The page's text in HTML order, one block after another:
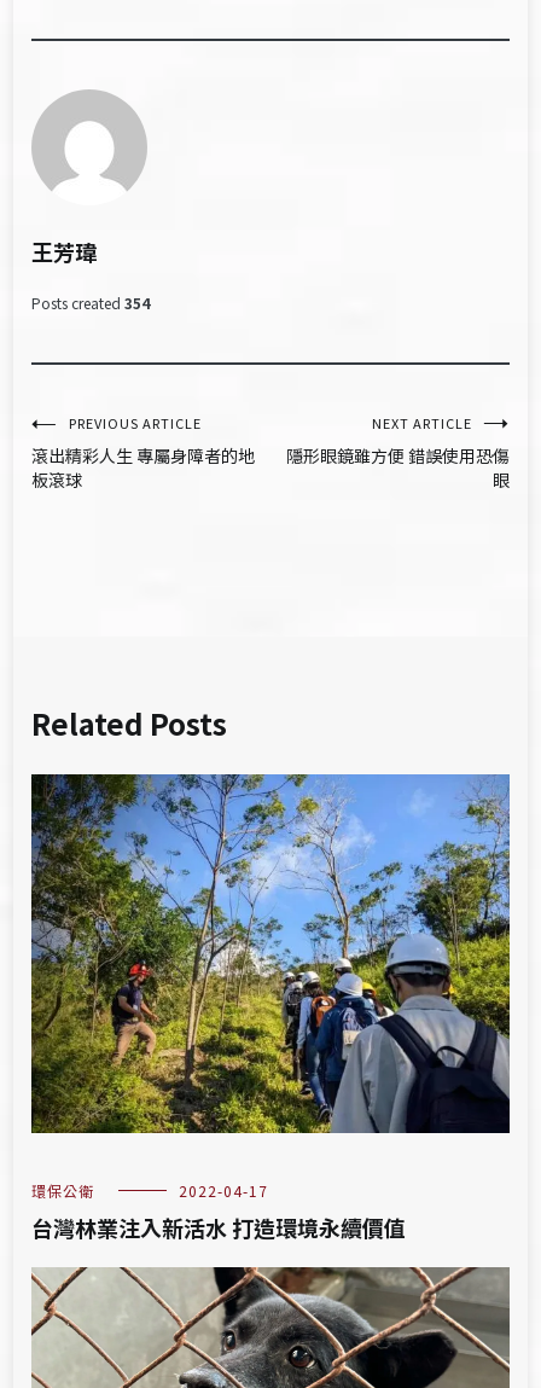
王芳瑋
Posts created 354
文
章
PREVIOUS ARTICLE
滾出精彩人生 專屬身障者的地
板滾球
NEXT ARTICLE
隱形眼鏡雖方便 錯誤使用恐傷
眼
Related Posts
環保公衛 2022-04-17
台灣林業注入新活水 打造環境永續價值